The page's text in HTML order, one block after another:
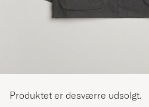
Produktet er desværre udsolgt.